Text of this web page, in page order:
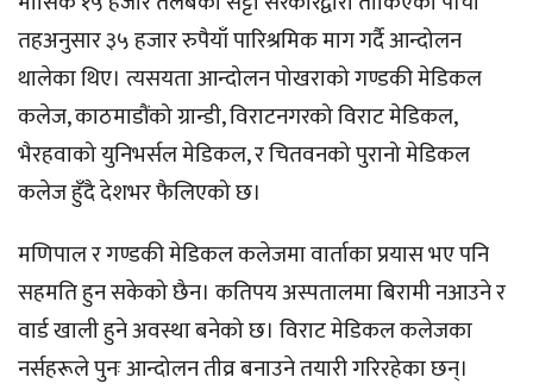
तहअनुसार ३५ हजार रुपैयाँ पारिश्रमिक माग गर्दै आन्दोलन
थालेका थिए। त्यसयता आन्दोलन पोखराको गण्डकी मेडिकल
कलेज, काठमाडौंको ग्रान्डी, विराटनगरको विराट मेडिकल,
भैरहवाको युनिभर्सल मेडिकल, र चितवनको पुरानो मेडिकल
कलेज हुँदै देशभर फैलिएको छ।
मणिपाल र गण्डकी मेडिकल कलेजमा वार्ताका प्रयास भए पनि
सहमति हुन सकेको छैन। कतिपय अस्पतालमा बिरामी नआउने र
वार्ड खाली हुने अवस्था बनेको छ। विराट मेडिकल कलेजका
नर्सहरूले पुनः आन्दोलन तीव्र बनाउने तयारी गरिरहेका छन्।